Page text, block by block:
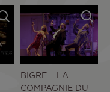
BIGRE _ LA
COMPAGNIE DU